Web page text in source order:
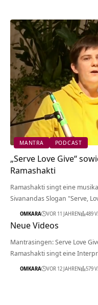
MANTRA PODCAST
„Serve Love Give“
Ramashakti
Ramashakti singt eine
Sivanandas Slogan "Serve,
OMKARA VOR 11 JAHREN 489
Neue Videos
Mantrasingen: Serve Love
Ramashakti singt eine
OMKARA VOR 12 JAHREN 579